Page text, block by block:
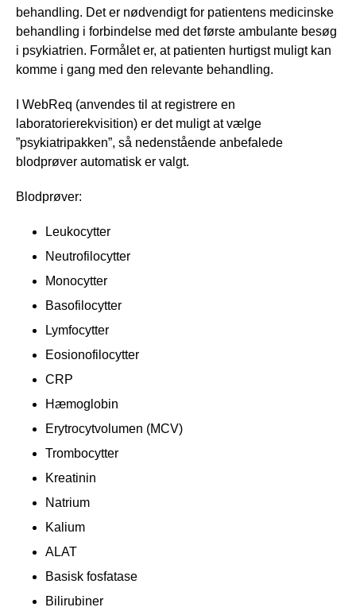
behandling. Det er nødvendigt for patientens medicinske
behandling i forbindelse med det første ambulante besøg
i psykiatrien. Formålet er, at patienten hurtigst muligt kan
komme i gang med den relevante behandling.
I WebReq (anvendes til at registrere en
laboratorierekvisition) er det muligt at vælge
”psykiatripakken”, så nedenstående anbefalede
blodprøver automatisk er valgt.
Blodprøver:
Leukocytter
Neutrofilocytter
Monocytter
Basofilocytter
Lymfocytter
Eosionofilocytter
CRP
Hæmoglobin
Erytrocytvolumen (MCV)
Trombocytter
Kreatinin
Natrium
Kalium
ALAT
Basisk fosfatase
Bilirubiner